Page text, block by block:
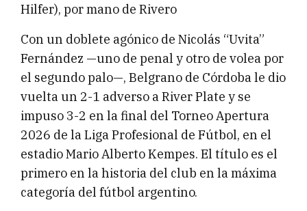
Hilfer), por mano de Rivero
Con un doblete agónico de Nicolás “Uvita”
Fernández —uno de penal y otro de volea por
el segundo palo—, Belgrano de Córdoba le dio
vuelta un 2-1 adverso a River Plate y se
impuso 3-2 en la final del Torneo Apertura
2026 de la Liga Profesional de Fútbol, en el
estadio Mario Alberto Kempes. El título es el
primero en la historia del club en la máxima
categoría del fútbol argentino.